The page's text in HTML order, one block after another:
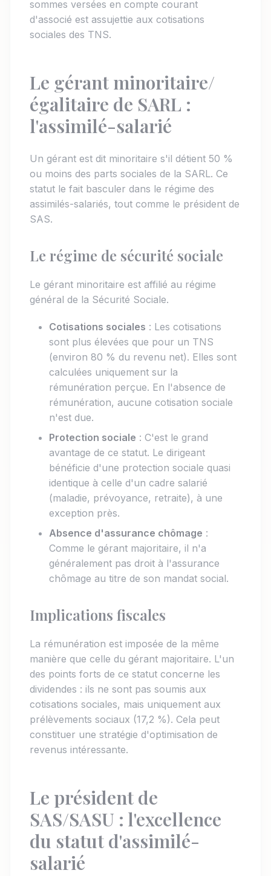
sommes versées en compte courant
d'associé est assujettie aux cotisations
sociales des TNS.
Le gérant minoritaire/
égalitaire de SARL :
l'assimilé-salarié
Un gérant est dit minoritaire s'il détient 50 %
ou moins des parts sociales de la SARL. Ce
statut le fait basculer dans le régime des
assimilés-salariés, tout comme le président de
SAS.
Le régime de sécurité sociale
Le gérant minoritaire est affilié au régime
général de la Sécurité Sociale.
Cotisations sociales : Les cotisations
sont plus élevées que pour un TNS
(environ 80 % du revenu net). Elles sont
calculées uniquement sur la
rémunération perçue. En l'absence de
rémunération, aucune cotisation sociale
n'est due.
Protection sociale : C'est le grand
avantage de ce statut. Le dirigeant
bénéficie d'une protection sociale quasi
identique à celle d'un cadre salarié
(maladie, prévoyance, retraite), à une
exception près.
Absence d'assurance chômage :
Comme le gérant majoritaire, il n'a
généralement pas droit à l'assurance
chômage au titre de son mandat social.
Implications fiscales
La rémunération est imposée de la même
manière que celle du gérant majoritaire. L'un
des points forts de ce statut concerne les
dividendes : ils ne sont pas soumis aux
cotisations sociales, mais uniquement aux
prélèvements sociaux (17,2 %). Cela peut
constituer une stratégie d'optimisation de
revenus intéressante.
Le président de
SAS/SASU : l'excellence
du statut d'assimilé-
salarié